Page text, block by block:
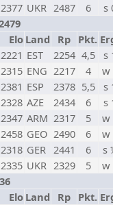
2377 UKR 2487 6
s
Elo Land Rp Pkt.
2221 EST 2254 4,5
s
2315 ENG 2217 4
w
2381 ESP 2378 5,5
s
2328 AZE 2434 6
s
2347 ARM 2317 5
w
2458 GEO 2490 6
w
2318 GER 2441 6
s
2335 UKR 2329 5
w
Elo Land Rp Pkt.